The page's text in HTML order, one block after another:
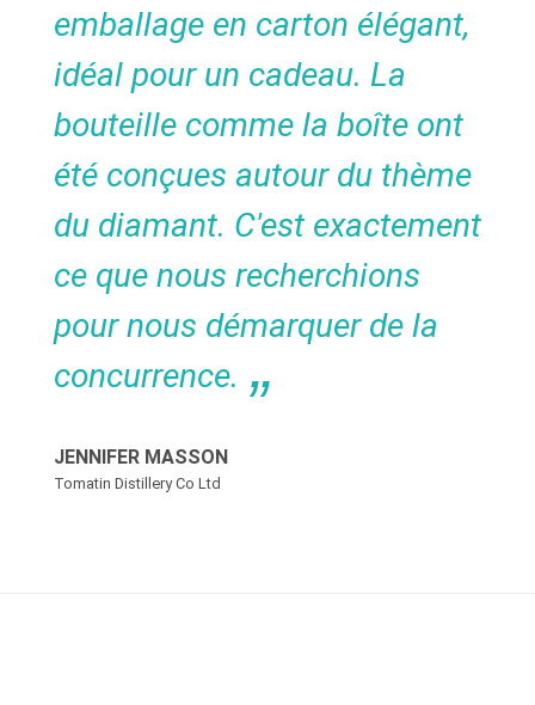
emballage en carton élégant,
idéal pour un cadeau. La
bouteille comme la boîte ont
été conçues autour du thème
du diamant. C'est exactement
ce que nous recherchions
pour nous démarquer de la
concurrence.
JENNIFER MASSON
Tomatin Distillery Co Ltd